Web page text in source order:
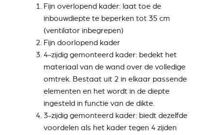
Fijn overlopend kader: laat toe de
inbouwdiepte te beperken tot 35 cm
(ventilator inbegrepen)
Fijn doorlopend kader
4-zijdig gemonteerd kader: bedekt het
materiaal van de wand over de volledige
omtrek. Bestaat uit 2 in elkaar passende
elementen en het wordt in de diepte
ingesteld in functie van de dikte.
3-zijdig gemonteerd kader: biedt dezelfde
voordelen als het kader tegen 4 zijden